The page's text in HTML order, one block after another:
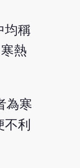
均稱
熱
為寒
利